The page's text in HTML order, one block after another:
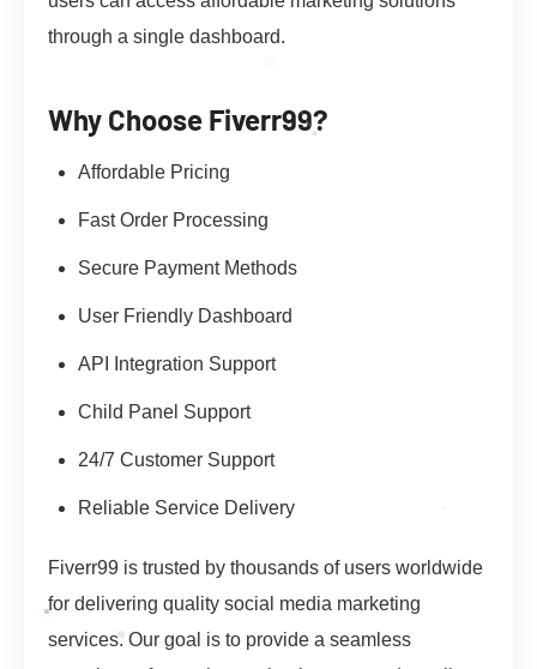
through a single dashboard.
Why Choose Fiverr99?
Affordable Pricing
Fast Order Processing
Secure Payment Methods
User Friendly Dashboard
API Integration Support
Child Panel Support
24/7 Customer Support
Reliable Service Delivery
Fiverr99 is trusted by thousands of users worldwide
for delivering quality social media marketing
services. Our goal is to provide a seamless